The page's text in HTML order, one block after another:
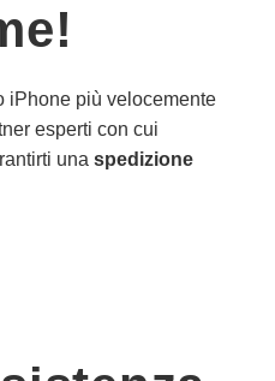
iPhone più velocemente
esperti con cui
una spedizione